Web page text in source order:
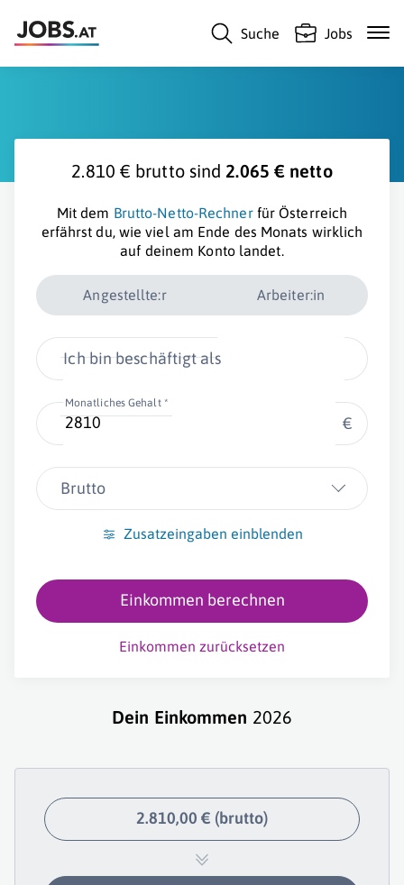
Suche Jobs
2.810 € brutto sind2.065 € netto
Mit dem Brutto-Netto-Rechnerfür Österreich
erfährst du, wie viel am Ende des Monats wirklich
auf deinem Konto landet.
Angestellte:r Arbeiter:in
Ich bin beschäftigt als
Monatliches Gehalt *
€
Brutto
Zusatzeingaben einblenden
Einkommen berechnen
Einkommen zurücksetzen
Dein Einkommen 2026
2.810,00 € (brutto)